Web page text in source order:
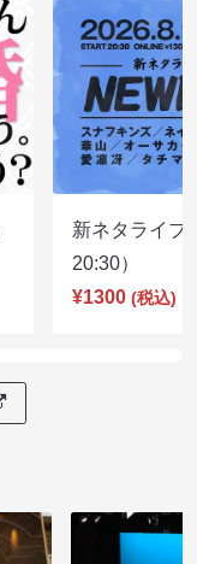
新ネタライ
20:30）
¥1300 (税込)